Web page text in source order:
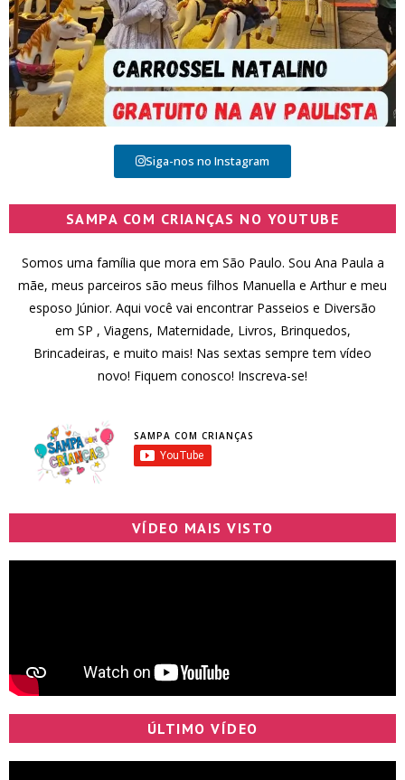
Siga-nos no Instagram
SAMPA COM CRIANÇAS NO YOUTUBE
Somos uma família que mora em São Paulo. Sou Ana Paula a
mãe, meus parceiros são meus filhos Manuella e Arthur e meu
esposo Júnior. Aqui você vai encontrar Passeios e Diversão
em SP , Viagens, Maternidade, Livros, Brinquedos,
Brincadeiras, e muito mais! Nas sextas sempre tem vídeo
novo! Fiquem conosco! Inscreva-se!
SAMPA COM CRIANÇAS
VÍDEO MAIS VISTO
ÚLTIMO VÍDEO